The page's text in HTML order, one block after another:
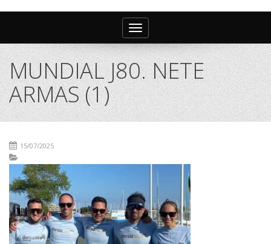
Toggle
navigation
MUNDIAL J80. NETE
ARMAS (1)
15/07/2025